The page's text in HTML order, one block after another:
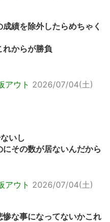
績を除外したらめちゃく
からが勝負
アウト 2026/07/04(土)
いし
その数が居ないんだから
アウト 2026/07/04(土)
な事になってないかこれ